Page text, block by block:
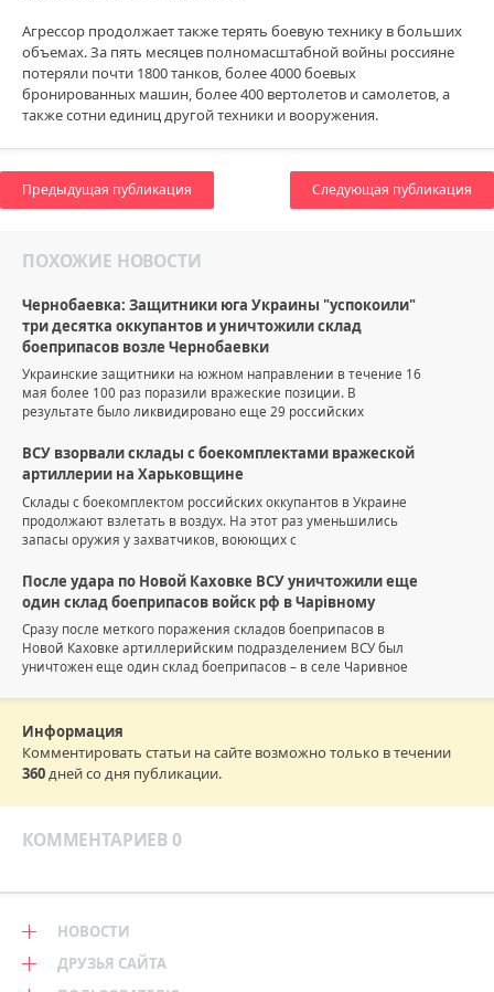
Агрессор продолжает также терять боевую технику в больших
объемах. За пять месяцев полномасштабной войны россияне
потеряли почти 1800 танков, более 4000 боевых
бронированных машин, более 400 вертолетов и самолетов, а
также сотни единиц другой техники и вооружения.
Предыдущая публикация Следующая публикация
ПОХОЖИЕ НОВОСТИ
Чернобаевка: Защитники юга Украины "успокоили"
три десятка оккупантов и уничтожили склад
боеприпасов возле Чернобаевки
Украинские защитники на южном направлении в течение 16
мая более 100 раз поразили вражеские позиции. В
результате было ликвидировано еще 29 российских
ВСУ взорвали склады с боекомплектами вражеской
артиллерии на Харьковщине
Склады с боекомплектом российских оккупантов в Украине
продолжают взлетать в воздух. На этот раз уменьшились
запасы оружия у захватчиков, воюющих с
После удара по Новой Каховке ВСУ уничтожили еще
один склад боеприпасов войск рф в Чарівному
Сразу после меткого поражения складов боеприпасов в
Новой Каховке артиллерийским подразделением ВСУ был
уничтожен еще один склад боеприпасов – в селе Чаривное
Информация
Комментировать статьи на сайте возможно только в течении
360дней со дня публикации.
КОММЕНТАРИЕВ 0
НОВОСТИ
ДРУЗЬЯ САЙТА